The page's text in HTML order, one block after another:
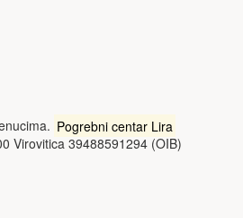
Pogrebni centar Lira
Virovitica 39488591294 (OIB)